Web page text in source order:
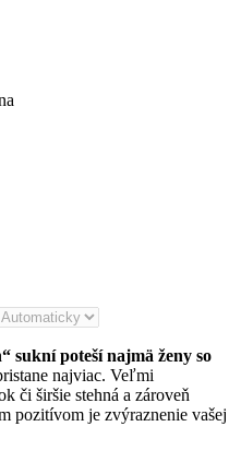
sukní poteší najmä ženy so
najviac. Veľmi
či širšie stehná a zároveň
pozitívom je zvýraznenie vašej